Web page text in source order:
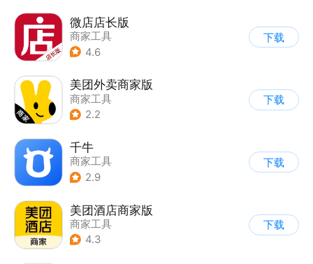
微店店长版
商家工具
4.6
下载
美团外卖商家版
商家工具
2.2
下载
千牛
商家工具
2.9
下载
美团酒店商家版
商家工具
4.3
下载